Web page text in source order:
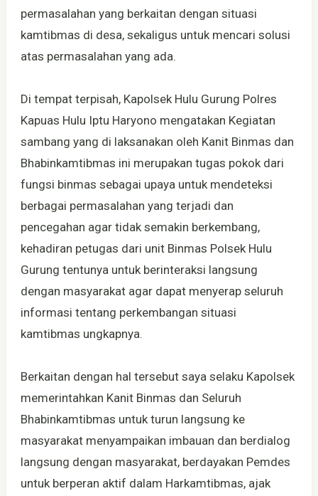
permasalahan yang berkaitan dengan situasi
kamtibmas di desa, sekaligus untuk mencari solusi
atas permasalahan yang ada.
Di tempat terpisah, Kapolsek Hulu Gurung Polres
Kapuas Hulu Iptu Haryono mengatakan Kegiatan
sambang yang di laksanakan oleh Kanit Binmas dan
Bhabinkamtibmas ini merupakan tugas pokok dari
fungsi binmas sebagai upaya untuk mendeteksi
berbagai permasalahan yang terjadi dan
pencegahan agar tidak semakin berkembang,
kehadiran petugas dari unit Binmas Polsek Hulu
Gurung tentunya untuk berinteraksi langsung
dengan masyarakat agar dapat menyerap seluruh
informasi tentang perkembangan situasi
kamtibmas ungkapnya.
Berkaitan dengan hal tersebut saya selaku Kapolsek
memerintahkan Kanit Binmas dan Seluruh
Bhabinkamtibmas untuk turun langsung ke
masyarakat menyampaikan imbauan dan berdialog
langsung dengan masyarakat, berdayakan Pemdes
untuk berperan aktif dalam Harkamtibmas, ajak